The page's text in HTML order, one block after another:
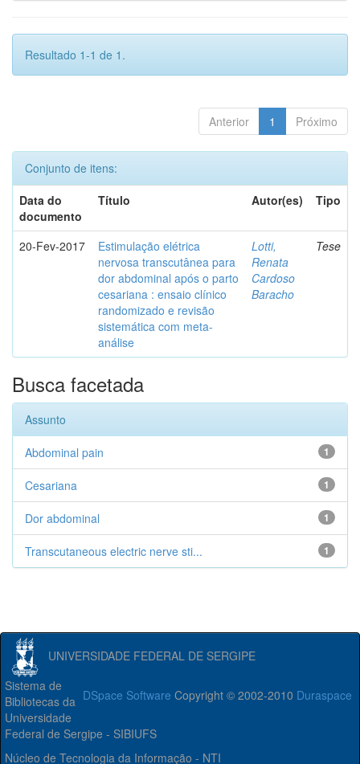
Resultado 1-1 de 1.
Anterior 1 Próximo
Conjunto de itens:
Data do
documento
Título Autor(es) Tipo
20-Fev-2017
Estimulação elétrica
nervosa transcutânea para
dor abdominal após o parto
cesariana : ensaio clínico
randomizado e revisão
sistemática com meta-
análise
Lotti,
Renata
Cardoso
Baracho
Tese
Busca facetada
Assunto
1
Abdominal pain
1
Cesariana
1
Dor abdominal
1
Transcutaneous electric nerve sti...
UNIVERSIDADE FEDERAL DE SERGIPE
DSpace Software Copyright © 2002-2010 Duraspace
Sistema de
Bibliotecas da
Universidade
Federal de Sergipe - SIBIUFS
Núcleo de Tecnologia da Informação - NTI